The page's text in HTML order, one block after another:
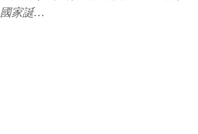
國家誕…